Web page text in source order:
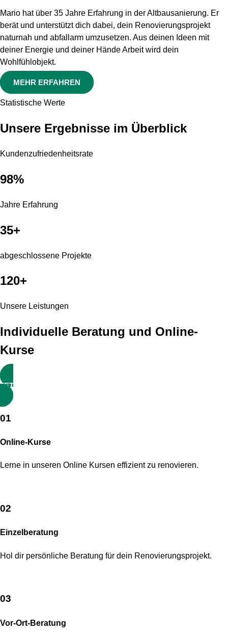
Mario hat über 35 Jahre Erfahrung in der Altbausanierung. Er
berät und unterstützt dich dabei, dein Renovierungsprojekt
naturnah und abfallarm umzusetzen. Aus deinen Ideen mit
deiner Energie und deiner Hände Arbeit wird dein
Wohlfühlobjekt.
MEHR ERFAHREN
Statistische Werte
Unsere Ergebnisse im Überblick
Kundenzufriedenheitsrate
98%
Jahre Erfahrung
35+
abgeschlossene Projekte
120+
Unsere Leistungen
Individuelle Beratung und Online-
Kurse
JETZT STARTEN
01
Online-Kurse
Lerne in unseren Online Kursen effizient zu renovieren.
02
Einzelberatung
Hol dir persönliche Beratung für dein Renovierungsprojekt.
03
Vor-Ort-Beratung